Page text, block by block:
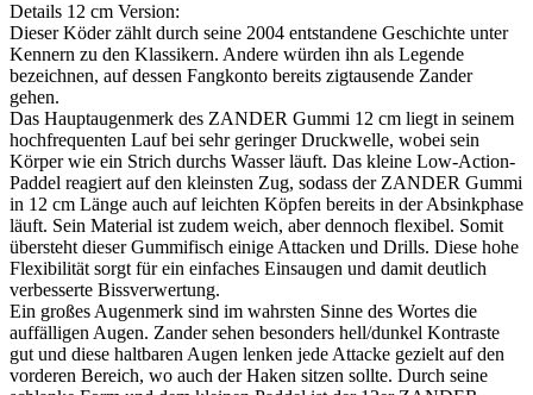
Details 12 cm Version:
Dieser Köder zählt durch seine 2004 entstandene Geschichte unter
Kennern zu den Klassikern. Andere würden ihn als Legende
bezeichnen, auf dessen Fangkonto bereits zigtausende Zander
gehen.
Das Hauptaugenmerk des ZANDER Gummi 12 cm liegt in seinem
hochfrequenten Lauf bei sehr geringer Druckwelle, wobei sein
Körper wie ein Strich durchs Wasser läuft. Das kleine Low-Action-
Paddel reagiert auf den kleinsten Zug, sodass der ZANDER Gummi
in 12 cm Länge auch auf leichten Köpfen bereits in der Absinkphase
läuft. Sein Material ist zudem weich, aber dennoch flexibel. Somit
übersteht dieser Gummifisch einige Attacken und Drills. Diese hohe
Flexibilität sorgt für ein einfaches Einsaugen und damit deutlich
verbesserte Bissverwertung.
Ein großes Augenmerk sind im wahrsten Sinne des Wortes die
auffälligen Augen. Zander sehen besonders hell/dunkel Kontraste
gut und diese haltbaren Augen lenken jede Attacke gezielt auf den
vorderen Bereich, wo auch der Haken sitzen sollte. Durch seine